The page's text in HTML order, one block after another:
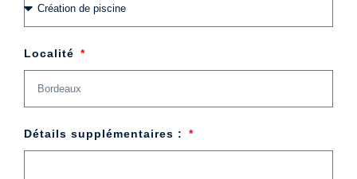
Localité
Détails supplémentaires :